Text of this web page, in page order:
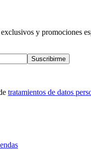
exclusivos y promociones
Suscribirme
tratamientos de datos